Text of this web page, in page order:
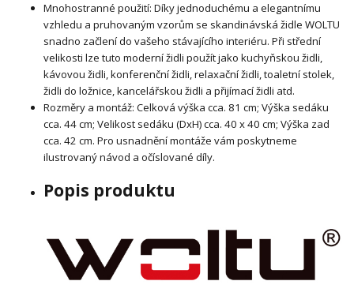
Mnohostranné použití: Díky jednoduchému a elegantnímu
vzhledu a pruhovaným vzorům se skandinávská židle WOLTU
snadno začlení do vašeho stávajícího interiéru. Při střední
velikosti lze tuto moderní židli použít jako kuchyňskou židli,
kávovou židli, konferenční židli, relaxační židli, toaletní stolek,
židli do ložnice, kancelářskou židli a přijímací židli atd.
Rozměry a montáž: Celková výška cca. 81 cm; Výška sedáku
cca. 44 cm; Velikost sedáku (DxH) cca. 40 x 40 cm; Výška zad
cca. 42 cm. Pro usnadnění montáže vám poskytneme
ilustrovaný návod a očíslované díly.
Popis produktu